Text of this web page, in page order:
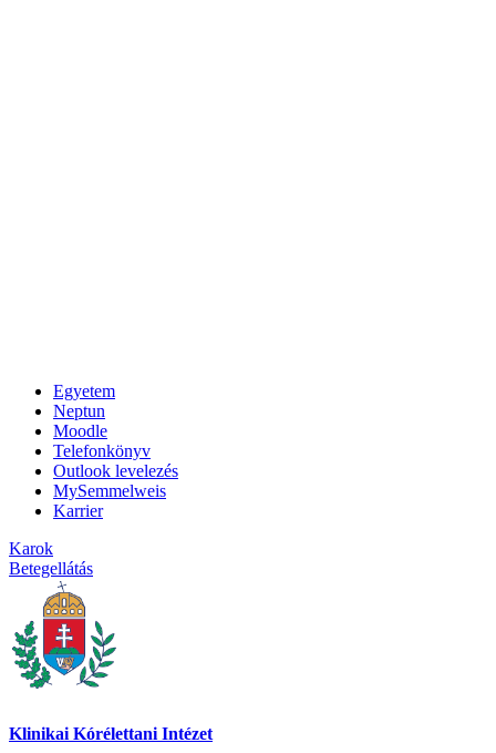
Egyetem
Neptun
Moodle
Telefonkönyv
Outlook levelezés
MySemmelweis
Karrier
Karok
Betegellátás
Klinikai Kórélettani Intézet